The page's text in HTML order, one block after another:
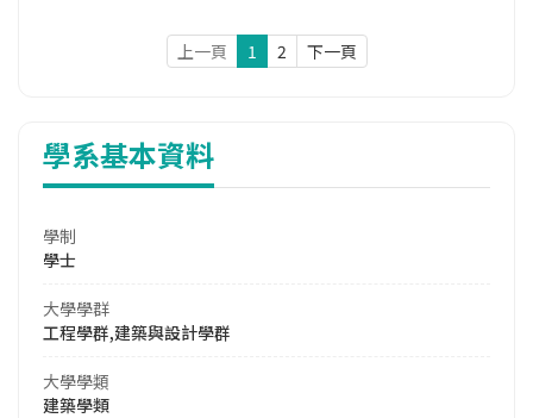
上一頁 1 2 下一頁
學系基本資料
學制
學士
大學學群
工程學群,建築與設計學群
大學學類
建築學類